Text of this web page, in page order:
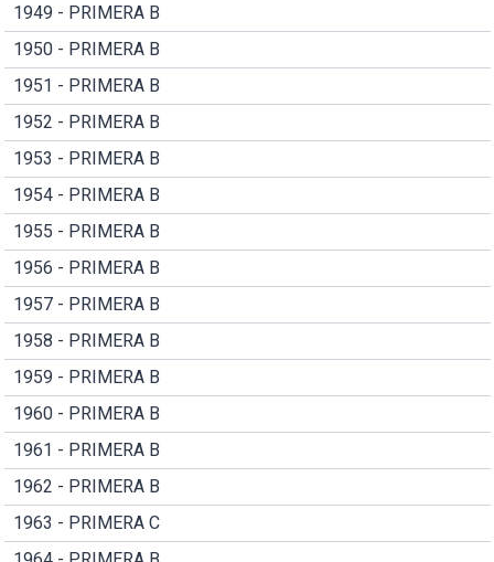
1949 - PRIMERA B
1950 - PRIMERA B
1951 - PRIMERA B
1952 - PRIMERA B
1953 - PRIMERA B
1954 - PRIMERA B
1955 - PRIMERA B
1956 - PRIMERA B
1957 - PRIMERA B
1958 - PRIMERA B
1959 - PRIMERA B
1960 - PRIMERA B
1961 - PRIMERA B
1962 - PRIMERA B
1963 - PRIMERA C